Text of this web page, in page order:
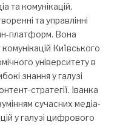
та комунікацій,
та управлінні
платформ. Вона
Київського
університету в
знання у галузі
стратегії. Іванка
сучасних медіа-
у галузі цифрового